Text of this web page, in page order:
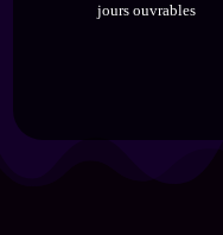
jours ouvrables